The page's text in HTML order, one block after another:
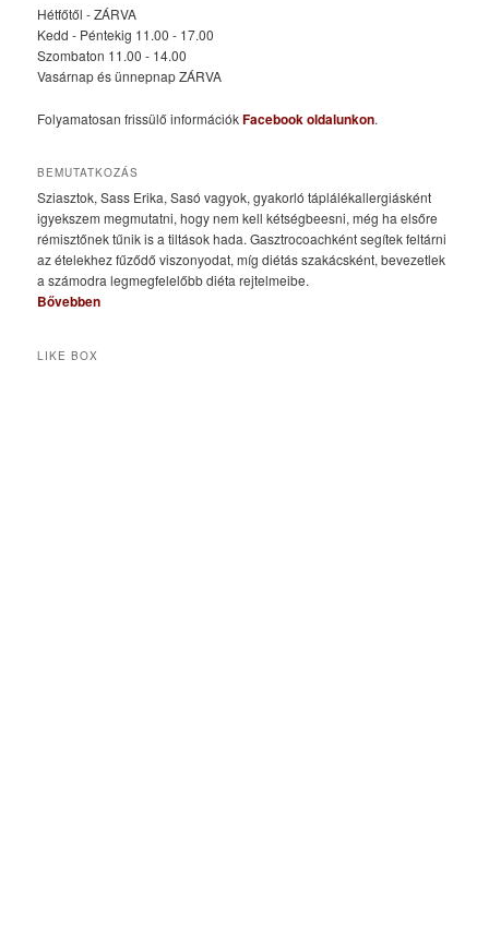
Hétfőtől - ZÁRVA
Kedd - Péntekig 11.00 - 17.00
Szombaton 11.00 - 14.00
Vasárnap és ünnepnap ZÁRVA
Folyamatosan frissülő információkFacebook oldalunkon.
BEMUTATKOZÁS
Sziasztok, Sass Erika, Sasó vagyok, gyakorló táplálékallergiásként
igyekszem megmutatni, hogy nem kell kétségbeesni, még ha elsőre
rémisztőnek tűnik is a tiltások hada. Gasztrocoachként segítek feltárni
az ételekhez fűződő viszonyodat, míg diétás szakácsként, bevezetlek
a számodra legmegfelelőbb diéta rejtelmeibe.
Bővebben
LIKE BOX